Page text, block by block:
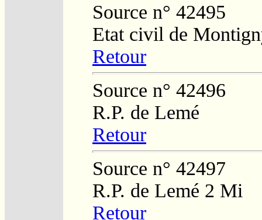
Source n° 42495
Etat civil de
Retour
Source n° 42496
R.P. de Lemé
Retour
Source n° 42497
R.P. de Lemé 2 Mi
Retour